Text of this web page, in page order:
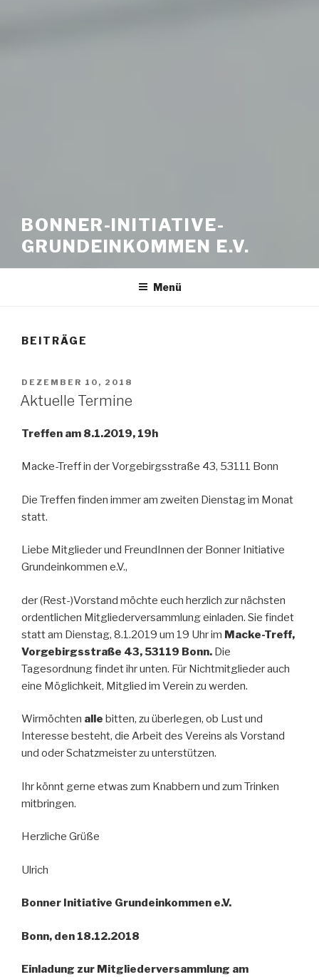
BONNER-INITIATIVE-
GRUNDEINKOMMEN E.V.
Menü
BEITRÄGE
VERÖFFENTLICHT
AM
DEZEMBER 10, 2018
Aktuelle Termine
Treffen am 8.1.2019, 19h
Macke-Treff in der Vorgebirgsstraße 43, 53111 Bonn
Die Treffen finden immer am zweiten Dienstag im Monat
statt.
Liebe Mitglieder und FreundInnen der Bonner Initiative
Grundeinkommen e.V.,
der (Rest-)Vorstand möchte euch herzlich zur nächsten
ordentlichen Mitgliederversammlung einladen. Sie findet
statt am Dienstag, 8.1.2019 um 19 Uhr im Macke-Treff,
Vorgebirgsstraße 43, 53119 Bonn. Die
Tagesordnung findet ihr unten. Für Nichtmitglieder auch
eine Möglichkeit, Mitglied im Verein zu werden.
Wirmöchten alle bitten, zu überlegen, ob Lust und
Interesse besteht, die Arbeit des Vereins als Vorstand
und oder Schatzmeister zu unterstützen.
Ihr könnt gerne etwas zum Knabbern und zum Trinken
mitbringen.
Herzliche Grüße
Ulrich
Bonner Initiative Grundeinkommen e.V.
Bonn, den 18.12.2018
Einladung zur Mitgliederversammlung am